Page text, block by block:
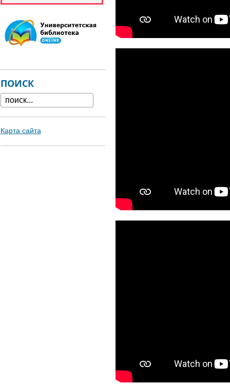
ПОИСК
Карта сайта